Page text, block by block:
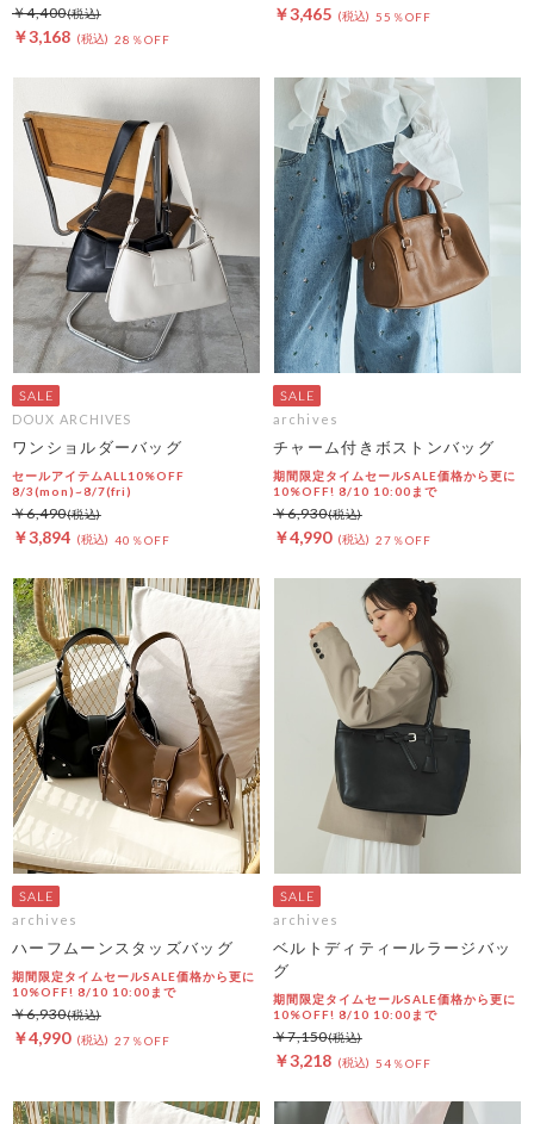
￥3,168 28％OFF
￥4,400 ￥3,465 55％OFF
DOUX ARCHIVES
ワンショルダーバッグ
セールアイテムALL10%OFF
8/3(mon)~8/7(fri)
￥3,894 40％OFF
￥6,490
archives
チャーム付きボストンバッグ
期間限定タイムセールSALE価格から更に
10%OFF! 8/10 10:00まで
￥4,990 27％OFF
￥6,930
archives
ハーフムーンスタッズバッグ
期間限定タイムセールSALE価格から更に
10%OFF! 8/10 10:00まで
￥4,990 27％OFF
￥6,930
archives
ベルトディティールラージバッ
グ
期間限定タイムセールSALE価格から更に
10%OFF! 8/10 10:00まで
￥3,218 54％OFF
￥7,150